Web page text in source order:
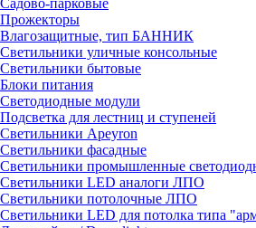
Садово-парковые
Прожекторы
Влагозащитные, тип БАННИК
Светильники уличные консольные
Светильники бытовые
Блоки питания
Светодиодные модули
Подсветка для лестниц и ступеней
Светильники Apeyron
Светильники фасадные
Светильники промышленные
Светильники LED аналоги ЛПО
Светильники потолочные ЛПО
Светильники LED для потолка типа